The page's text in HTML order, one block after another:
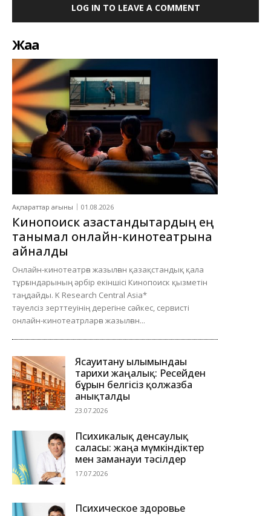
LOG IN TO LEAVE A COMMENT
Жаңа
Ақпараттар ағыны 01.08.2026
Кинопоиск қазақстандықтардың ең
танымал онлайн-кинотеатрына
айналды
Онлайн-кинотеатрға жазылған қазақстандық қала
тұрғындарының әрбір екіншісі Кинопоиск қызметін
таңдайды. K Research Central Asia*
тәуелсіз зерттеуінің дерегіне сәйкес, сервисті
онлайн-кинотеатрларға жазылған...
Ясауитану ғылымындағы
тарихи жаңалық: Ресейден
бұрын белгісіз қолжазба
анықталды
23.07.2026
Психикалық денсаулық
саласы: жаңа мүмкіндіктер
мен заманауи тәсілдер
17.07.2026
Психическое здоровье